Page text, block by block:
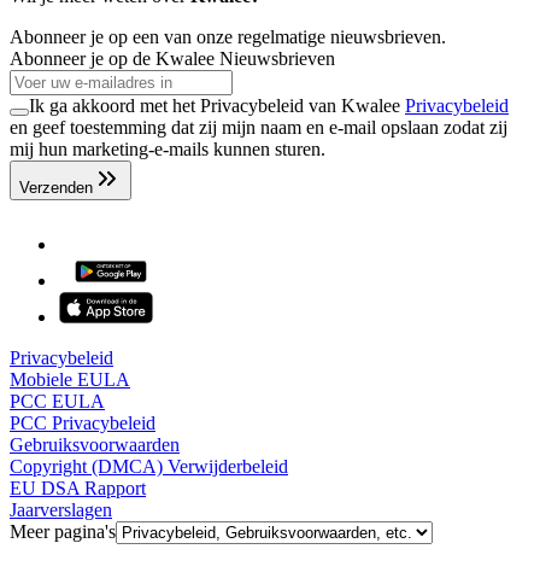
Abonneer je op een van onze regelmatige nieuwsbrieven.
Abonneer je op de Kwalee Nieuwsbrieven
Ik ga akkoord met het Privacybeleid van Kwalee Privacybeleid
en geef toestemming dat zij mijn naam en e-mail opslaan zodat zij
mij hun marketing-e-mails kunnen sturen.
Verzenden
Privacybeleid
Mobiele EULA
PCC EULA
PCC Privacybeleid
Gebruiksvoorwaarden
Copyright (DMCA) Verwijderbeleid
EU DSA Rapport
Jaarverslagen
Meer pagina's